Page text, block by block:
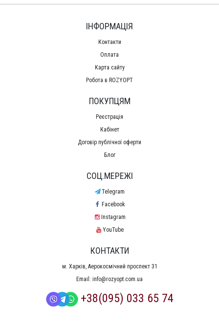
ІНФОРМАЦІЯ
Контакти
Оплата
Карта сайту
Робота в ROZYOPT
ПОКУПЦЯМ
Реєстрація
Кабінет
Договір публічної оферти
Блог
СОЦ.МЕРЕЖІ
Telegram
Facebook
Instagram
YouTube
КОНТАКТИ
м. Харків, Аерокосмічний проспект 31
Email: info@rozyopt.com.ua
+38(095) 033 65 74